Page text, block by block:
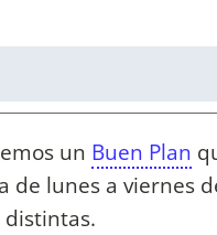
un Buen Plan
de lunes a viernes
distintas.